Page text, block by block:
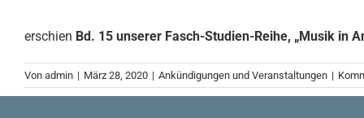
erschien Bd. 15 unserer Fasch-Studien-Reihe, „Musik in
Von admin | März 28, 2020 | Ankündigungen und Veranstaltungen |